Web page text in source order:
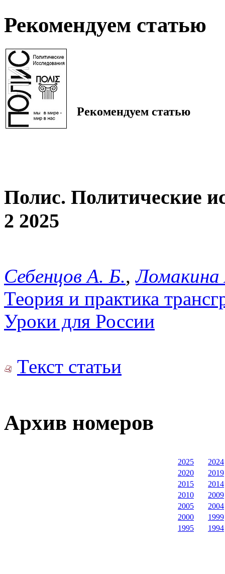
Рекомендуем статью
Рекомендуем статью
Полис. Политические
2 2025
Себенцов А. Б.,
Теория и практика
Уроки для России
Текст статьи
Архив номеров
2025
2024
2020
2019
2015
2014
2010
2009
2005
2004
2000
1999
1995
1994